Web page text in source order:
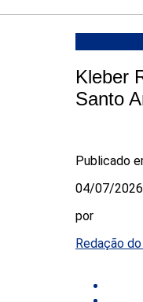
Kleber
Santo
Publicado
04/07/
por
Redação